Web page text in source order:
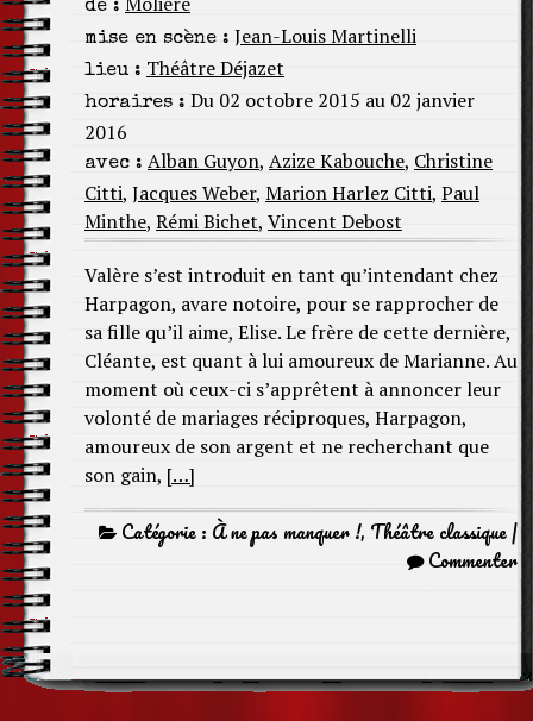
de :
mise en scène : Jean-Louis Martinelli
lieu : Théâtre Déjazet
horaires : Du 02 octobre 2015 au 02 janvier
2016
avec : Alban Guyon, Azize Kabouche, Christine
Citti, Jacques Weber, Marion Harlez Citti, Paul
Minthe, Rémi Bichet, Vincent Debost
Valère s’est introduit en tant qu’intendant chez
Harpagon, avare notoire, pour se rapprocher de
sa fille qu’il aime, Elise. Le frère de cette dernière,
Cléante, est quant à lui amoureux de Marianne. Au
moment où ceux-ci s’apprêtent à annoncer leur
volonté de mariages réciproques, Harpagon,
amoureux de son argent et ne recherchant que
son gain, […]
Catégorie : À ne pas manquer !, Théâtre classique|
Commenter